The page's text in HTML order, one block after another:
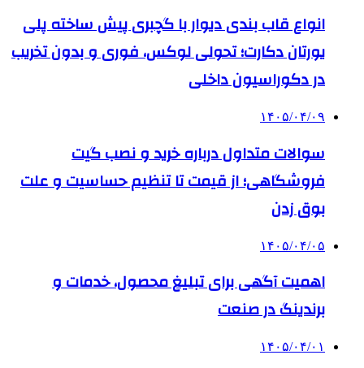
انواع قاب بندی دیوار با گچبری پیش ساخته پلی
یورتان دکارت؛ تحولی لوکس، فوری و بدون تخریب
در دکوراسیون داخلی
۱۴۰۵/۰۴/۰۹
سوالات متداول درباره خرید و نصب گیت
فروشگاهی؛ از قیمت تا تنظیم حساسیت و علت
بوق زدن
۱۴۰۵/۰۴/۰۵
اهمیت آگهی برای تبلیغ محصول، خدمات و
برندینگ در صنعت
۱۴۰۵/۰۴/۰۱